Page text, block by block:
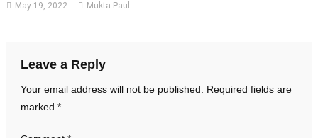
May 19, 2022 Mukta Paul
Leave a Reply
Your email address will not be published.
Required fields are
marked *